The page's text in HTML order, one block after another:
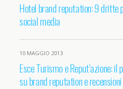
Hotel brand reputation: 9 dritte
social media
10 MAGGIO 2013
Esce Turismo e Reput’azione: il
su brand reputation e recensioni